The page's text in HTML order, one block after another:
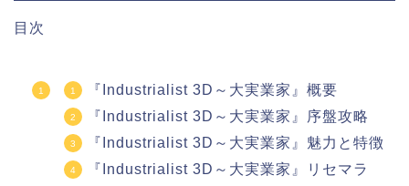
目次
『Industrialist 3D～大実業家』概要
『Industrialist 3D～大実業家』序盤攻略
『Industrialist 3D～大実業家』魅力と特徴
『Industrialist 3D～大実業家』リセマラ